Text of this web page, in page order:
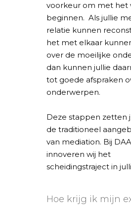
voorkeur om met het
beginnen. Als jullie
relatie kunnen
het met elkaar
over de moeilijke
dan kunnen jullie
tot goede afspraken
onderwerpen.
Deze stappen zetten
de traditioneel
van mediation. Bij
innoveren wij het
scheidingstraject in
Hoe krijg ik mijn